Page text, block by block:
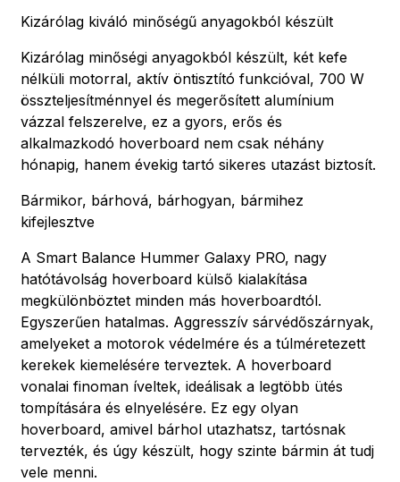
Kizárólag kiváló minőségű anyagokból készült
Kizárólag minőségi anyagokból készült, két kefe
nélküli motorral, aktív öntisztító funkcióval, 700 W
összteljesítménnyel és megerősített alumínium
vázzal felszerelve, ez a gyors, erős és
alkalmazkodó hoverboard nem csak néhány
hónapig, hanem évekig tartó sikeres utazást biztosít.
Bármikor, bárhová, bárhogyan, bármihez
kifejlesztve
A Smart Balance Hummer Galaxy PRO, nagy
hatótávolság hoverboard külső kialakítása
megkülönböztet minden más hoverboardtól.
Egyszerűen hatalmas. Aggresszív sárvédőszárnyak,
amelyeket a motorok védelmére és a túlméretezett
kerekek kiemelésére terveztek. A hoverboard
vonalai finoman íveltek, ideálisak a legtöbb ütés
tompítására és elnyelésére. Ez egy olyan
hoverboard, amivel bárhol utazhatsz, tartósnak
tervezték, és úgy készült, hogy szinte bármin át tudj
vele menni.